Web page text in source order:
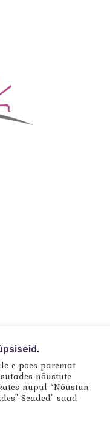
Siblik
e-poes paremat
nõustute
nupul “Nõustun
Seaded" saad